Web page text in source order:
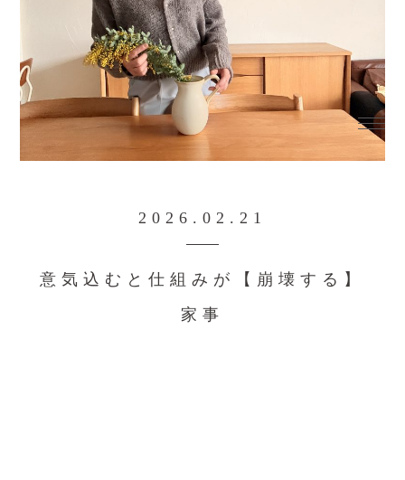
2026.02.21
意気込むと仕組みが【崩壊する】
家事